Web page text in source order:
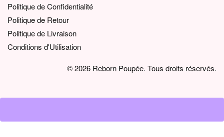
Politique de Confidentialité
Politique de Retour
Politique de Livraison
Conditions d'Utilisation
© 2026 Reborn Poupée. Tous droits réservés.